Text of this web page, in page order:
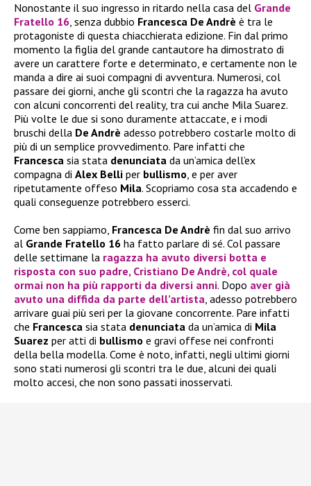
Nonostante il suo ingresso in ritardo nella casa del Grande
Fratello 16, senza dubbio Francesca De Andrè è tra le
protagoniste di questa chiacchierata edizione. Fin dal primo
momento la figlia del grande cantautore ha dimostrato di
avere un carattere forte e determinato, e certamente non le
manda a dire ai suoi compagni di avventura. Numerosi, col
passare dei giorni, anche gli scontri che la ragazza ha avuto
con alcuni concorrenti del reality, tra cui anche Mila Suarez.
Più volte le due si sono duramente attaccate, e i modi
bruschi della De Andrè adesso potrebbero costarle molto di
più di un semplice provvedimento. Pare infatti che
Francesca sia stata denunciata da un’amica dell’ex
compagna di Alex Belli per bullismo, e per aver
ripetutamente offeso Mila. Scopriamo cosa sta accadendo e
quali conseguenze potrebbero esserci.
Come ben sappiamo, Francesca De Andrè fin dal suo arrivo
al Grande Fratello 16 ha fatto parlare di sé. Col passare
delle settimane la ragazza ha avuto diversi botta e
risposta con suo padre, Cristiano De Andrè, col quale
ormai non ha più rapporti da diversi anni. Dopo aver già
avuto una diffida da parte dell’artista, adesso potrebbero
arrivare guai più seri per la giovane concorrente. Pare infatti
che Francesca sia stata denunciata da un’amica di Mila
Suarez per atti di bullismo e gravi offese nei confronti
della bella modella. Come è noto, infatti, negli ultimi giorni
sono stati numerosi gli scontri tra le due, alcuni dei quali
molto accesi, che non sono passati inosservati.